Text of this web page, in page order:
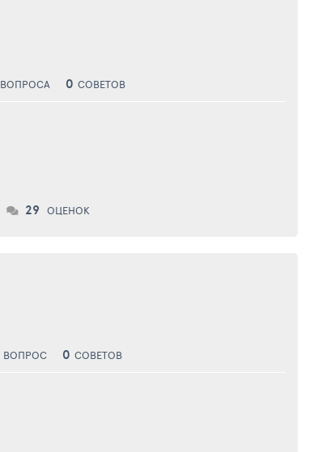
ВОПРОСА 0 СОВЕТОВ
29 ОЦЕНОК
ВОПРОС 0 СОВЕТОВ